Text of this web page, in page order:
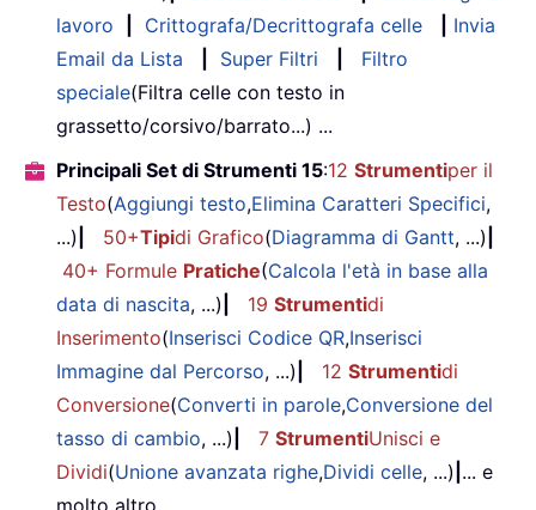
lavoro
Crittografa/Decrittografa celle
Invia
Email da Lista
Super Filtri
Filtro
speciale(Filtra celle con testo in
grassetto/corsivo/barrato...) ...
Principali Set di Strumenti 15:12 Strumentiper il
Testo(Aggiungi testo,Elimina Caratteri Specifici,
...)
50+Tipidi Grafico(Diagramma di Gantt, ...)
40+ Formule Pratiche(Calcola l'età in base alla
data di nascita, ...) 19 Strumentidi
Inserimento(Inserisci Codice QR,Inserisci
Immagine dal Percorso, ...) 12 Strumentidi
Conversione(Converti in parole,Conversione del
tasso di cambio, ...) 7 StrumentiUnisci e
Dividi(Unione avanzata righe,Dividi celle, ...) ... e
molto altro